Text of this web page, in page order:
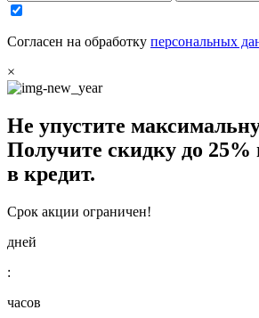
Согласен на обработку персональных
×
Не упустите
Получите скидку до 25%
в кредит.
Срок акции ограничен!
дней
:
часов